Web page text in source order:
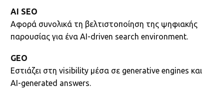
AI SEO
Αφορά συνολικά τη βελτιστοποίηση της ψηφιακής
παρουσίας για ένα AI-driven search environment.
GEO
Εστιάζει στη visibility μέσα σε generative engines και
AI-generated answers.